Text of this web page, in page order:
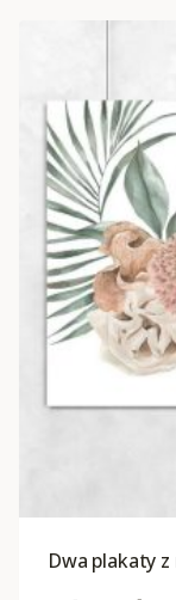
Dwa plakaty